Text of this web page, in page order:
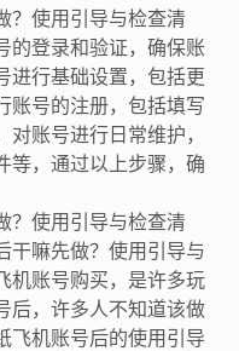
？使用引导与检查清
的登录和验证，确保账
进行基础设置，包括更
账号的注册，包括填写
账号进行日常维护，
等，通过以上步骤，确
？使用引导与检查清
干嘛先做？使用引导与
机账号购买，是许多玩
后，许多人不知道该做
飞机账号后的使用引导